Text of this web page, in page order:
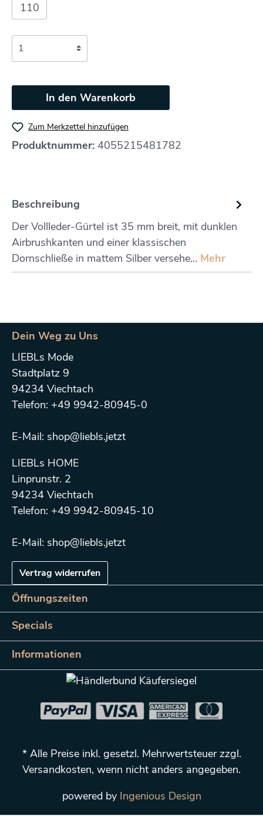
110
In den Warenkorb
Zum Merkzettel hinzufügen
Produktnummer: 4055215481782
Beschreibung
Der Vollleder-Gürtel ist 35 mm breit, mit dunklen
Airbrushkanten und einer klassischen
Dornschließe in mattem Silber versehe… Mehr
Dein Weg zu Uns
LIEBLs Mode
Stadtplatz 9
94234 Viechtach
Telefon: +49 9942-80945-0
E-Mail: shop@liebls.jetzt
LIEBLs HOME
Linprunstr. 2
94234 Viechtach
Telefon: +49 9942-80945-10
E-Mail: shop@liebls.jetzt
Vertrag widerrufen
Öffnungszeiten
Specials
Informationen
* Alle Preise inkl. gesetzl. Mehrwertsteuer zzgl.
Versandkosten, wenn nicht anders angegeben.
powered by Ingenious Design